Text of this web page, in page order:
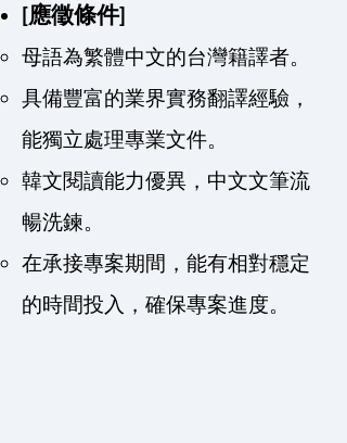
​[應徵條件]
母語為繁體中文的台灣籍譯者。
具備豐富的業界實務翻譯經驗，
能獨立處理專業文件。
韓文閱讀能力優異，中文文筆流
暢洗鍊。
在承接專案期間，能有相對穩定
的時間投入，確保專案進度。